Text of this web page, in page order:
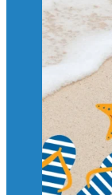
🙏
et
Merci à
🎯 Taxe
un
À l’Isep,
Mastères
valeurs
...Voir plus